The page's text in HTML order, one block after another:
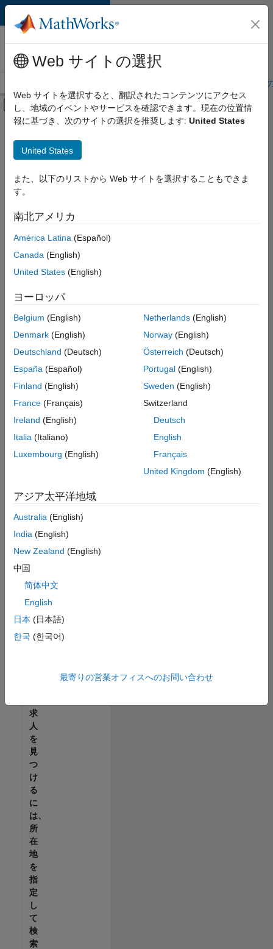
コンテンツへスキップ
MathWorks 採用
情報
学生・キャリア初期
オフキャンバス ナビゲーション メ
メインコンテンツ
絞り込み条件
IT
企業向けセールス
教育機関向けセールス
経理および財務
選
し
人
の
保
存
一
部
人
情
は
翻
れ
い
ま
せ
ご
希
望
地
域
求
人
を
見
つ
け
る
に
は、
所
在
地
を
指
定
し
て
検
索
Web サイトの選択
Web サイトを選択すると、翻訳されたコンテンツにアクセス
し、地域のイベントやサービスを確認できます。現在の位置情
報に基づき、次のサイトの選択を推奨します: United States
United States
また、以下のリストから Web サイトを選択することもできま
す。
南北アメリカ
América Latina (Español)
Canada (English)
United States (English)
ヨーロッパ
Belgium (English)
Denmark (English)
Deutschland (Deutsch)
España (Español)
Finland (English)
France (Français)
Ireland (English)
Italia (Italiano)
Luxembourg (English)
Netherlands(English)
Norway(English)
Österreich (Deutsch)
Portugal(English)
Sweden (English)
Switzerland
Deutsch
English
Français
United Kingdom (English)
アジア太平洋地域
Australia (English)
India (English)
New Zealand (English)
中国
简体中文
English
日本 (日本語)
한국 (한국어)
最寄りの営業オフィスへのお問い合わせ